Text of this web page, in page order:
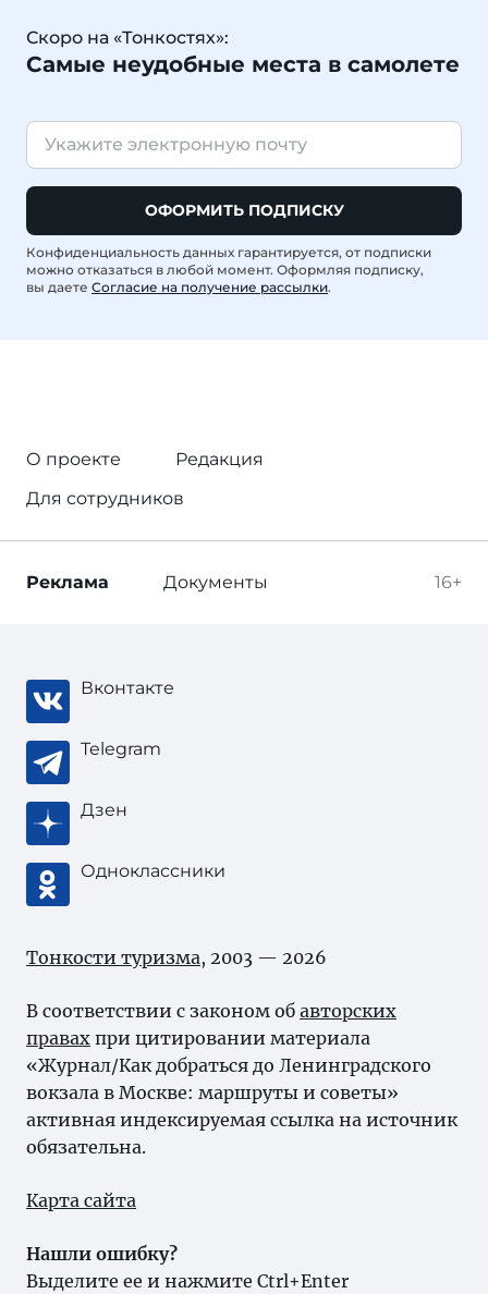
Скоро на «Тонкостях»:
Самые неудобные места в самолете
ОФОРМИТЬ ПОДПИСКУ
Конфиденциальность данных гарантируется, от подписки
можно отказаться в любой момент. Оформляя подписку,
вы даете Согласие на получение рассылки.
О проекте
Редакция
Для сотрудников
16+
Реклама Документы
Вконтакте
Telegram
Дзен
Одноклассники
Тонкости туризма, 2003 — 2026
В соответствии с законом об авторских
правах при цитировании материала
«Журнал/Как добраться до Ленинградского
вокзала в Москве: маршруты и советы»
активная индексируемая ссылка на источник
обязательна.
Карта сайта
Нашли ошибку?
Выделите ее и нажмите Ctrl+Enter